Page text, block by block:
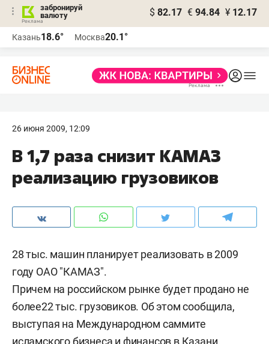
забронируй
валюту
$ 82.17 € 94.84 ¥ 12.17
Казань18.6° Москва20.1°
26 июня 2009, 12:09
В 1,7 раза снизит КАМАЗ
реализацию грузовиков
28 тыс. машин планирует реализовать в 2009
году ОАО "КАМАЗ".
Причем на российском рынке будет продано не
более22 тыс. грузовиков. Об этом сообщила,
выступая на Международном саммите
исламского бизнеса и финансов в Казани,